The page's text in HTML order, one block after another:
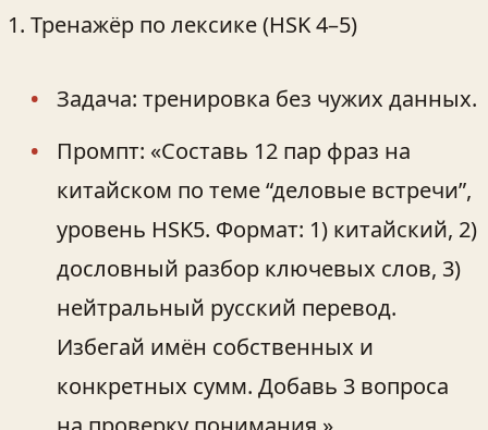
Тренажёр по лексике (HSK 4–5)
Задача: тренировка без чужих данных.
Промпт: «Составь 12 пар фраз на
китайском по теме “деловые встречи”,
уровень HSK5. Формат: 1) китайский, 2)
дословный разбор ключевых слов, 3)
нейтральный русский перевод.
Избегай имён собственных и
конкретных сумм. Добавь 3 вопроса